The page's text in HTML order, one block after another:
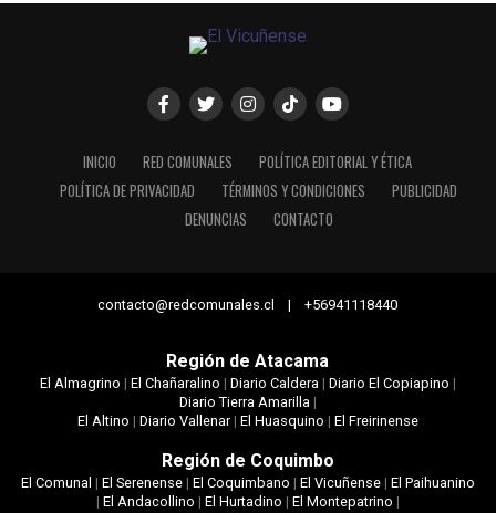
INICIO RED COMUNALES
POLÍTICA EDITORIAL Y ÉTICA
POLÍTICA DE PRIVACIDAD
TÉRMINOS Y CONDICIONES
PUBLICIDAD
DENUNCIAS
CONTACTO
contacto@redcomunales.cl | +56941118440
Región de Atacama
El Almagrino | El Chañaralino | Diario Caldera | Diario El Copiapino |
Diario Tierra Amarilla |
El Altino | Diario Vallenar| El Huasquino | El Freirinense
Región de Coquimbo
El Comunal | El Serenense| El Coquimbano | El Vicuñense| El Paihuanino
| El Andacollino | El Hurtadino | El Montepatrino |